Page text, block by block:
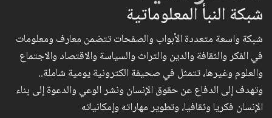
شبكة النبأ المعلوماتية
شبكة واسعة متعددة الأبواب والصفحات تتضمن معارف ومعلومات
في الفكر والثقافة والدين والتراث والسياسة والاقتصاد والاجتماع
والعلوم وغيرها، تتمثل في صحيفة الكترونية يومية شاملة..
وتهدف إلى الدفاع عن حقوق الإنسان ونشر الوعي والدعوة إلى بناء
الإنسان فكريا وثقافيا، وتطوير مهاراته وإمكانياته